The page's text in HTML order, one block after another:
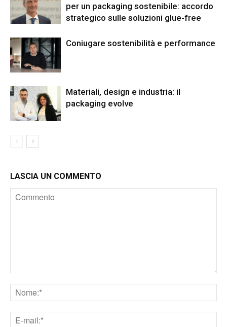
per un packaging sostenibile: accordo
strategico sulle soluzioni glue-free
Coniugare sostenibilità e performance
Materiali, design e industria: il
packaging evolve
LASCIA UN COMMENTO